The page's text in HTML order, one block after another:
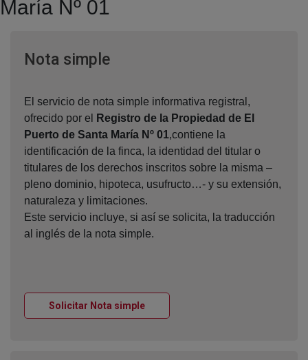
María Nº 01
Nota simpleVentana nueva
El servicio de nota simple informativa registral,
ofrecido por el
Registro de la Propiedad de El
Puerto de Santa María Nº 01,contiene la
identificación de la finca, la identidad del titular o
titulares de los derechos inscritos sobre la misma –
pleno dominio, hipoteca, usufructo…- y su extensión,
naturaleza y limitaciones.
Este servicio incluye, si así se solicita, la traducción
al inglés de la nota simple.
Solicitar Nota simpleVentana nueva